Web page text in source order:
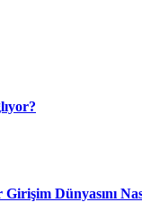
Dünyasını